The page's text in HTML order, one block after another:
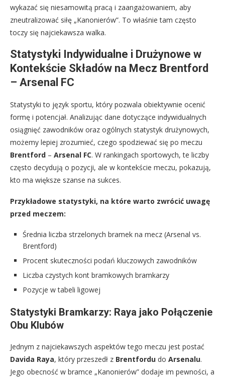
wykazać się niesamowitą pracą i zaangażowaniem, aby
zneutralizować siłę „Kanonierów”. To właśnie tam często
toczy się najciekawsza walka.
Statystyki Indywidualne i Drużynowe w
Kontekście Składów na Mecz Brentford
– Arsenal FC
Statystyki to język sportu, który pozwala obiektywnie ocenić
formę i potencjał. Analizując dane dotyczące indywidualnych
osiągnięć zawodników oraz ogólnych statystyk drużynowych,
możemy lepiej zrozumieć, czego spodziewać się po meczu
Brentford – Arsenal FC. W rankingach sportowych, te liczby
często decydują o pozycji, ale w kontekście meczu, pokazują,
kto ma większe szanse na sukces.
Przykładowe statystyki, na które warto zwrócić uwagę
przed meczem:
Średnia liczba strzelonych bramek na mecz (Arsenal vs.
Brentford)
Procent skuteczności podań kluczowych zawodników
Liczba czystych kont bramkowych bramkarzy
Pozycje w tabeli ligowej
Statystyki Bramkarzy: Raya jako Połączenie
Obu Klubów
Jednym z najciekawszych aspektów tego meczu jest postać
Davida Raya, który przeszedł z Brentfordu do Arsenalu.
Jego obecność w bramce „Kanonierów” dodaje im pewności, a